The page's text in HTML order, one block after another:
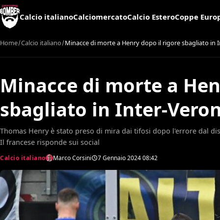
Calcio italianoCalciomercatoCalcio EsteroCoppe
Home Calcio italiano Minacce di morte a Henry dopo il rigore sbagliato in
Minacce di morte a
sbagliato in Inter-
Thomas Henry è stato preso di mira dai tifosi dopo l'errore dal
Il francese risponde sui social
Calcio italiano Marco Corsini 7 Gennaio 2024 08:42